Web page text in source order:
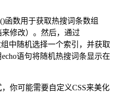
函数用于获取热搜词条数组
来修改）。然后，通过
中随机选择一个索引，并获取
语句将随机热搜词条显示在
你可能需要自定义CSS来美化